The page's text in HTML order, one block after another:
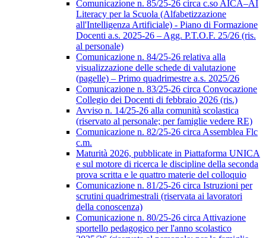
Comunicazione n. 85/25-26 circa c.so AICA–AI
Literacy per la Scuola (Alfabetizzazione
all'Intelligenza Artificiale) - Piano di Formazione
Docenti a.s. 2025-26 – Agg. P.T.O.F. 25/26 (ris.
al personale)
Comunicazione n. 84/25-26 relativa alla
visualizzazione delle schede di valutazione
(pagelle) – Primo quadrimestre a.s. 2025/26
Comunicazione n. 83/25-26 circa Convocazione
Collegio dei Docenti di febbraio 2026 (ris.)
Avviso n. 14/25-26 alla comunità scolastica
(riservato al personale; per famiglie vedere RE)
Comunicazione n. 82/25-26 circa Assemblea Flc
c.m.
Maturità 2026, pubblicate in Piattaforma UNICA
e sul motore di ricerca le discipline della seconda
prova scritta e le quattro materie del colloquio
Comunicazione n. 81/25-26 circa Istruzioni per
scrutini quadrimestrali (riservata ai lavoratori
della conoscenza)
Comunicazione n. 80/25-26 circa Attivazione
sportello pedagogico per l'anno scolastico